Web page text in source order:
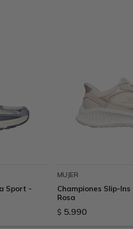
Sport -
MUJER
Championes Slip-
Rosa
$ 5.990